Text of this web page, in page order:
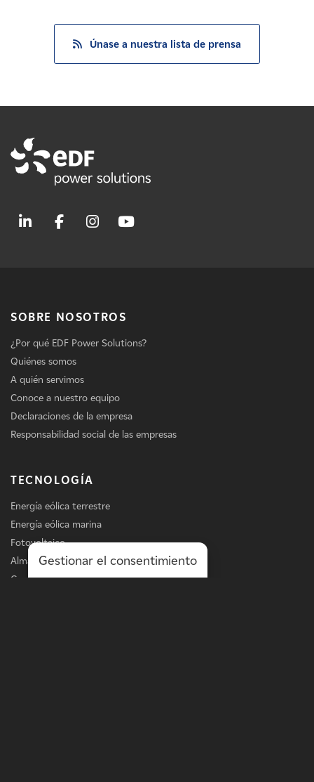
Únase a nuestra lista de prensa
SOBRE NOSOTROS
¿Por qué EDF Power Solutions?
Quiénes somos
A quién servimos
Conoce a nuestro equipo
Declaraciones de la empresa
Responsabilidad social de las empresas
TECNOLOGÍA
Energía eólica terrestre
Energía eólica marina
Fotovoltaico
Almacenamiento
Carga de vehículos eléctricos
Gestionar el consentimiento